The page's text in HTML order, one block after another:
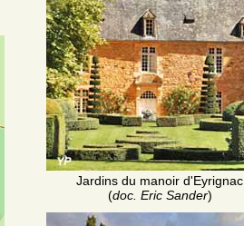
Jardins du manoir d'Eyrignac
(doc. Eric Sander)